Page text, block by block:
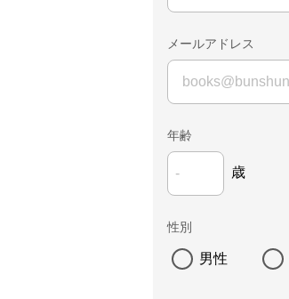
メールアドレス
年齢
歳
性別
男性